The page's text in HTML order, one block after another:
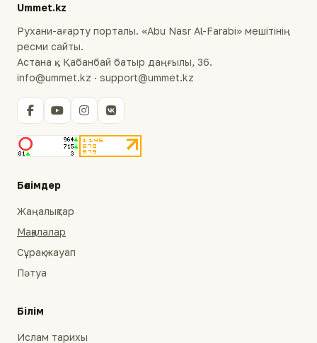
Ummet.kz
Рухани-ағарту порталы. «Abu Nasr Al-Farabi» мешітінің
ресми сайты.
Астана қ., Қабанбай батыр даңғылы, 36.
info@ummet.kz · support@ummet.kz
Бөлімдер
Жаңалықтар
Мақалалар
Сұрақ-жауап
Пәтуа
Білім
Ислам тарихы